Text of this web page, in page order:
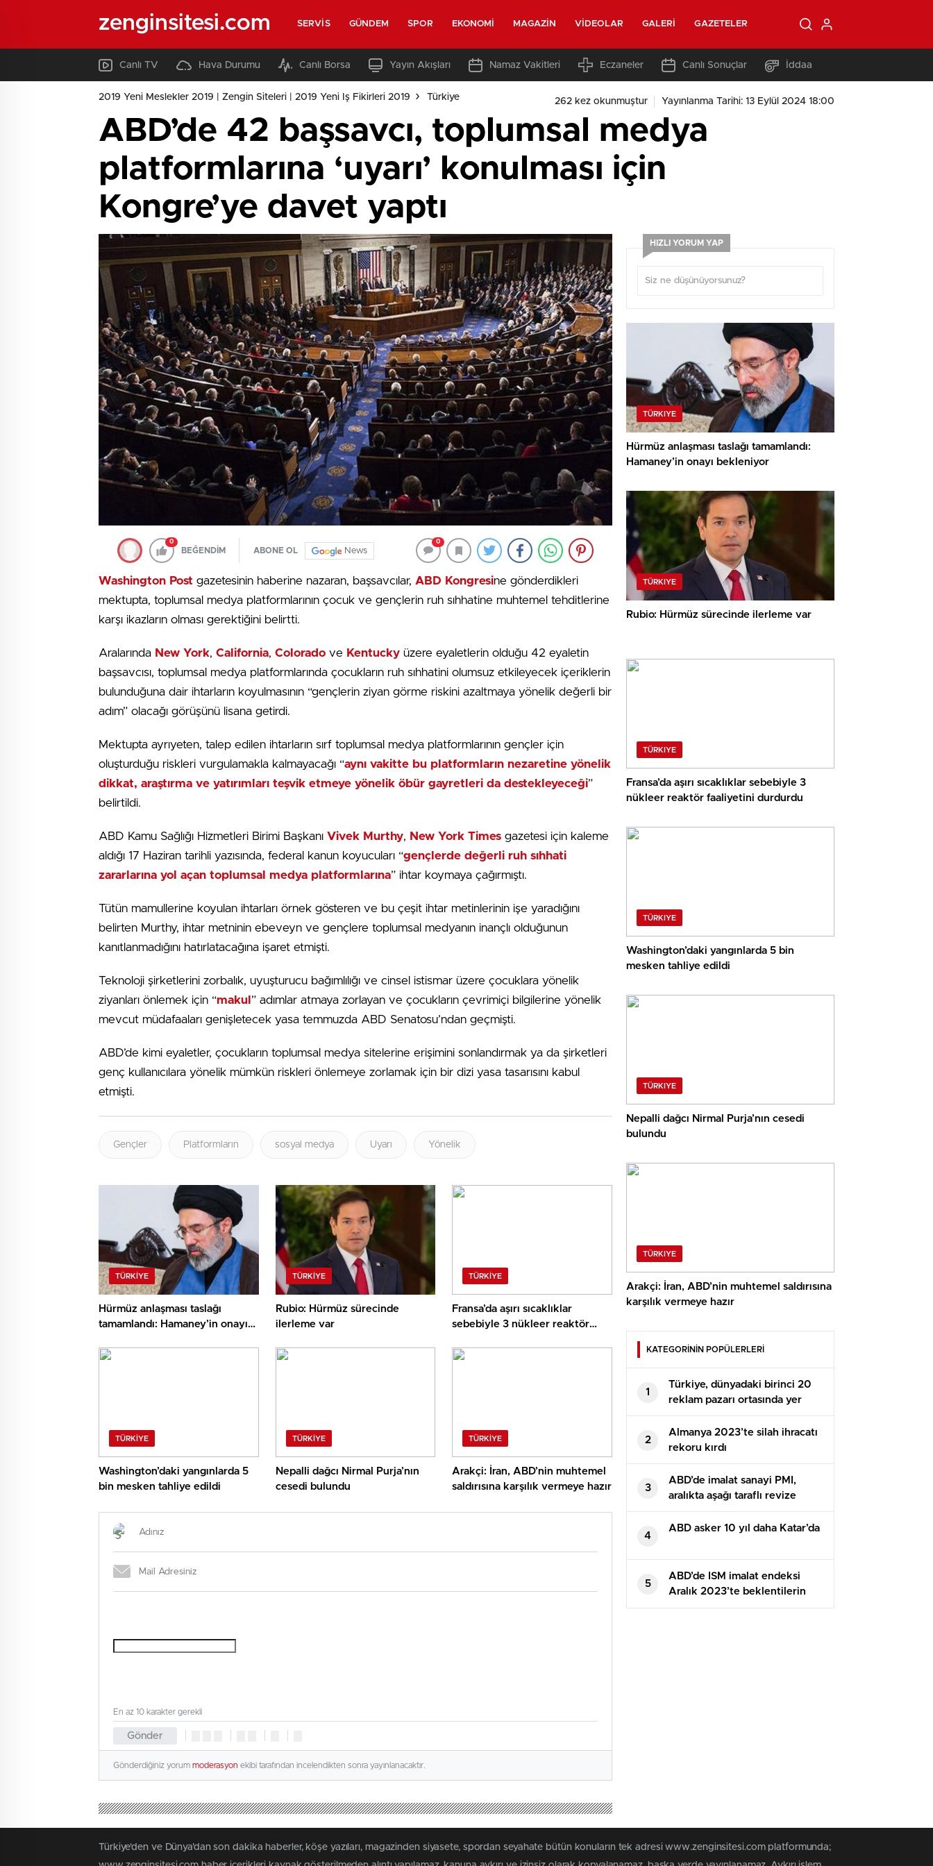
zenginsitesi.com SERVIS GÜNDEM SPOR EKONOMI MAGAZIN VIDEOLAR GALERI GAZETELER
Canlı TV Hava Durumu Canlı Borsa Yayın Akışları Namaz Vakitleri Eczaneler Canlı Sonuçlar İddaa
2019 Yeni Meslekler 2019 | Zengin Siteleri | 2019 Yeni Iş Fikirleri 2019 Türkiye 262 kez okunmuştur Yayınlanma Tarihi: 13 Eylül 2024 18:00
ABD’de 42 başsavcı, toplumsal medya
platformlarına ‘uyarı’ konulması için
Kongre’ye davet yaptı
0
BEĞENDİM ABONE OL News
0
Washington Post gazetesinin haberine nazaran, başsavcılar, ABD Kongresine gönderdikleri
mektupta, toplumsal medya platformlarının çocuk ve gençlerin ruh sıhhatine muhtemel tehditlerine
karşı ikazların olması gerektiğini belirtti.
Aralarında New York, California, Colorado ve Kentucky üzere eyaletlerin olduğu 42 eyaletin
başsavcısı, toplumsal medya platformlarında çocukların ruh sıhhatini olumsuz etkileyecek içeriklerin
bulunduğuna dair ihtarların koyulmasının “gençlerin ziyan görme riskini azaltmaya yönelik değerli bir
adım” olacağı görüşünü lisana getirdi.
Mektupta ayrıyeten, talep edilen ihtarların sırf toplumsal medya platformlarının gençler için
oluşturduğu riskleri vurgulamakla kalmayacağı “aynı vakitte bu platformların nezaretine yönelik
dikkat, araştırma ve yatırımları teşvik etmeye yönelik öbür gayretleri da destekleyeceği”
belirtildi.
ABD Kamu Sağlığı Hizmetleri Birimi Başkanı Vivek Murthy, New York Times gazetesi için kaleme
aldığı 17 Haziran tarihli yazısında, federal kanun koyucuları “gençlerde değerli ruh sıhhati
zararlarına yol açan toplumsal medya platformlarına” ihtar koymaya çağırmıştı.
Tütün mamullerine koyulan ihtarları örnek gösteren ve bu çeşit ihtar metinlerinin işe yaradığını
belirten Murthy, ihtar metninin ebeveyn ve gençlere toplumsal medyanın inançlı olduğunun
kanıtlanmadığını hatırlatacağına işaret etmişti.
Teknoloji şirketlerini zorbalık, uyuşturucu bağımlılığı ve cinsel istismar üzere çocuklara yönelik
ziyanları önlemek için “makul ” adımlar atmaya zorlayan ve çocukların çevrimiçi bilgilerine yönelik
mevcut müdafaaları genişletecek yasa temmuzda ABD Senatosu’ndan geçmişti.
ABD’de kimi eyaletler, çocukların toplumsal medya sitelerine erişimini sonlandırmak ya da şirketleri
genç kullanıcılara yönelik mümkün riskleri önlemeye zorlamak için bir dizi yasa tasarısını kabul
etmişti.
Gençler Platformların sosyal medya Uyarı Yönelik
TÜRKIYE
Hürmüz anlaşması taslağı
tamamlandı: Hamaney’in onayı
TÜRKIYE
Rubio: Hürmüz sürecinde
ilerleme var
TÜRKIYE
Fransa’da aşırı sıcaklıklar
sebebiyle 3 nükleer reaktör
TÜRKIYE
Washington’daki yangınlarda 5
bin mesken tahliye edildi
TÜRKIYE
Nepalli dağcı Nirmal Purja’nın
cesedi bulundu
TÜRKIYE
Arakçi: İran, ABD’nin muhtemel
saldırısına karşılık vermeye hazır
Gönder
En az 10 karakter gerekli
Gönderdiğiniz yorum moderasyon ekibi tarafından incelendikten sonra yayınlanacaktır.
HIZLI YORUM YAP
TÜRKIYE
Hürmüz anlaşması taslağı tamamlandı:
Hamaney’in onayı bekleniyor
TÜRKIYE
Rubio: Hürmüz sürecinde ilerleme var
TÜRKIYE
Fransa’da aşırı sıcaklıklar sebebiyle 3
nükleer reaktör faaliyetini durdurdu
TÜRKIYE
Washington’daki yangınlarda 5 bin
mesken tahliye edildi
TÜRKIYE
Nepalli dağcı Nirmal Purja’nın cesedi
bulundu
TÜRKIYE
Arakçi: İran, ABD’nin muhtemel saldırısına
karşılık vermeye hazır
KATEGORİNİN POPÜLERLERİ
1
Türkiye, dünyadaki birinci 20
reklam pazarı ortasında yer
alıyor
2
Almanya 2023’te silah ihracatı
rekoru kırdı
3
ABD’de imalat sanayi PMI,
aralıkta aşağı taraflı revize
edildi
4
ABD asker 10 yıl daha Katar’da
5
ABD’de ISM imalat endeksi
Aralık 2023’te beklentilerin
üzerine çıktı
Türkiye'den ve Dünya’dan son dakika haberler, köşe yazıları, magazinden siyasete, spordan seyahate bütün konuların tek adresi www.zenginsitesi.com platformunda;